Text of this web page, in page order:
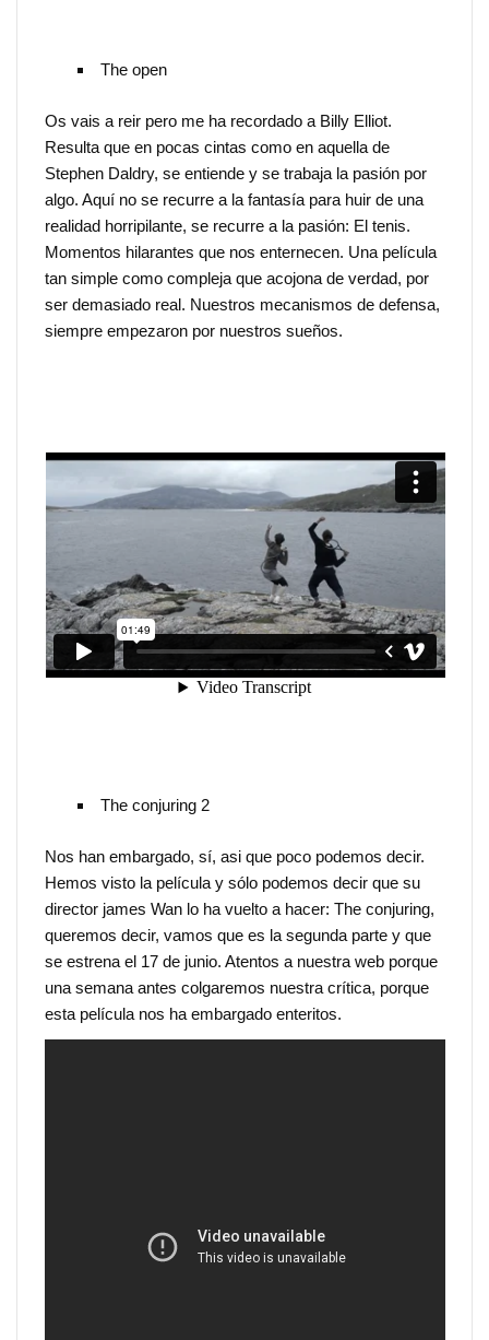
The open
Os vais a reir pero me ha recordado a Billy Elliot.
Resulta que en pocas cintas como en aquella de
Stephen Daldry, se entiende y se trabaja la pasión por
algo. Aquí no se recurre a la fantasía para huir de una
realidad horripilante, se recurre a la pasión: El tenis.
Momentos hilarantes que nos enternecen. Una película
tan simple como compleja que acojona de verdad, por
ser demasiado real. Nuestros mecanismos de defensa,
siempre empezaron por nuestros sueños.
The conjuring 2
Nos han embargado, sí, asi que poco podemos decir.
Hemos visto la película y sólo podemos decir que su
director james Wan lo ha vuelto a hacer: The conjuring,
queremos decir, vamos que es la segunda parte y que
se estrena el 17 de junio. Atentos a nuestra web porque
una semana antes colgaremos nuestra crítica, porque
esta película nos ha embargado enteritos.